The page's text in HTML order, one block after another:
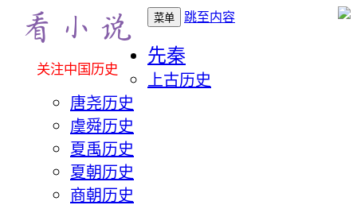
关注中国历史
菜单 跳至内容
先秦
上古历史
唐尧历史
虞舜历史
夏禹历史
夏朝历史
商朝历史